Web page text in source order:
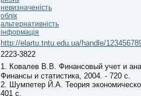
невизначеність
облік
альтернативність
інформація
http://elartu.tntu.edu.ua/handle/
2223-3822
1. Ковалев В.В. Финансовый учет и
Финансы и статистика, 2004. - 720 с.
2. Шумпетер Й.А. Теория
401 с.